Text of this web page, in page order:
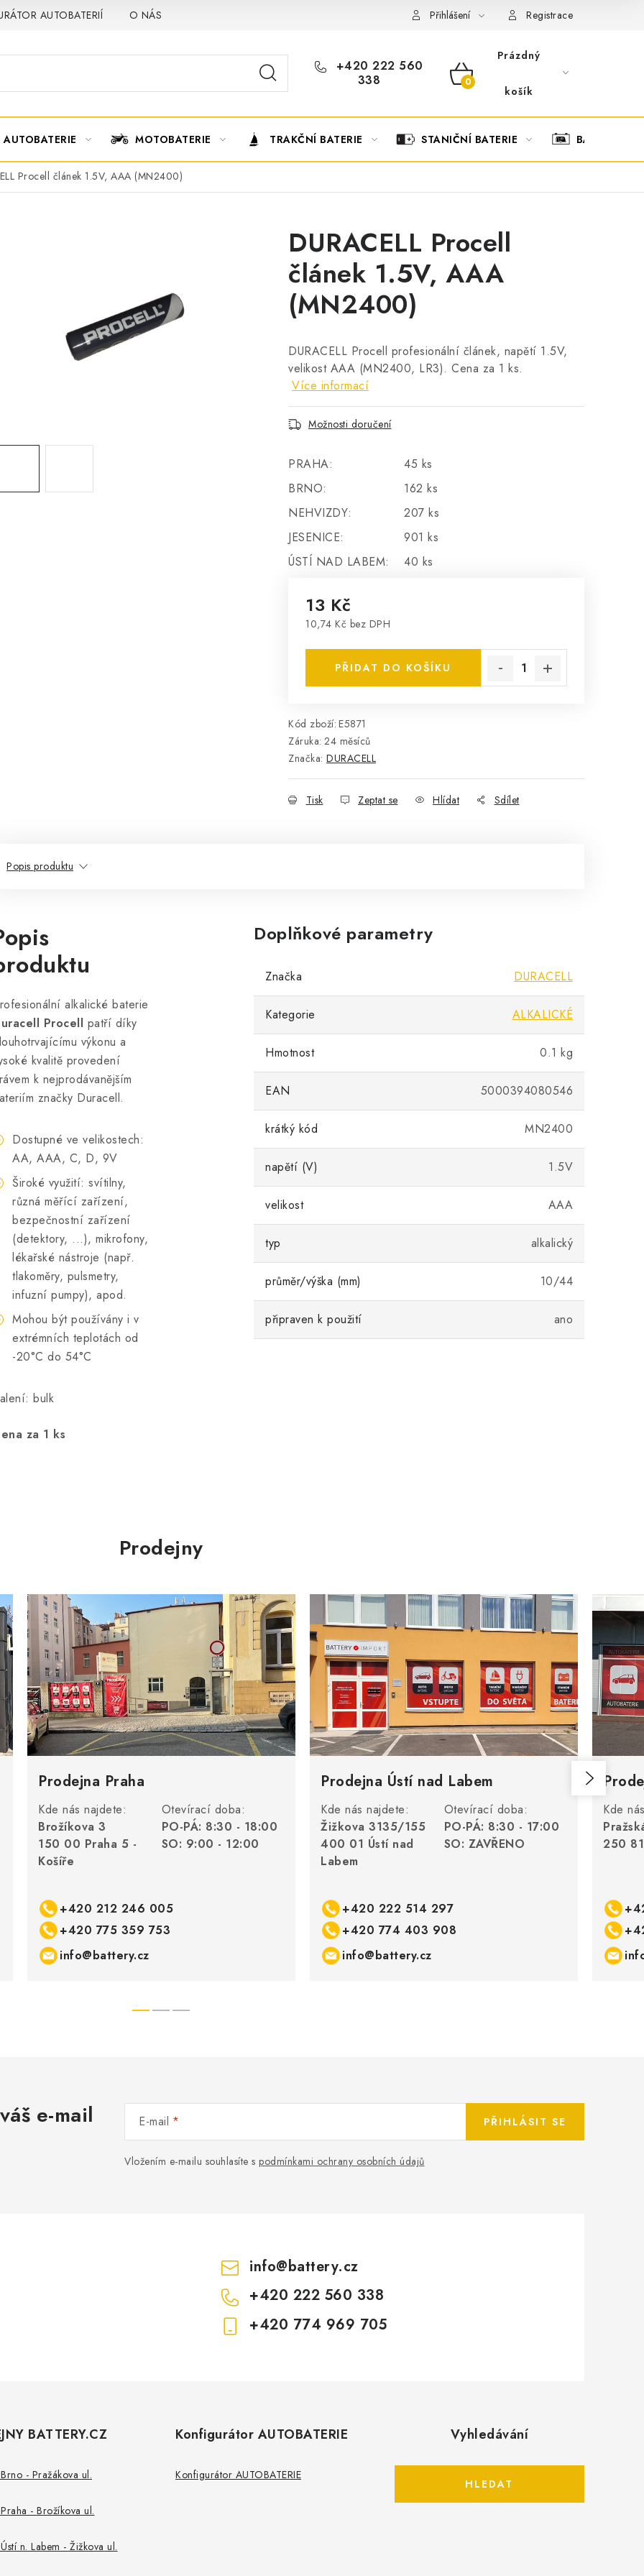
AUTOBATERIÍ O NÁS OBCHODNÍ PODMÍNKY OCHRANA OSOBNÍCH ÚDAJŮ
Přihlášení Registrace
+420 222 560
338
NÁKUPNÍ
Prázdný
košík
AUTOBATERIE MOTOBATERIE TRAKČNÍ BATERIE STANIČNÍ BATERIE BATERIOVÉ
Procell článek 1.5V, AAA (MN2400)
DURACELL Procell
článek 1.5V, AAA
(MN2400)
DURACELL Procell profesionální článek, napětí 1.5V,
velikost AAA (MN2400, LR3). Cena za 1 ks.
Více informací
Možnosti doručení
PRAHA:
45 ks
BRNO:
162 ks
NEHVIZDY:
207 ks
JESENICE:
901 ks
ÚSTÍ NAD LABEM:
40 ks
13 Kč
10,74 Kč bez DPH
PŘIDAT DO KOŠÍKU
Kód zboží: E5871
Záruka: 24 měsíců
Značka: DURACELL
Tisk Zeptat se Hlídat Sdílet
Popis produktu
alkalické baterie
Procell patří díky
výkonu a
kvalitě provedení
k nejprodávanějším
značky Duracell.
Dostupné ve velikostech:
AA, AAA, C, D, 9V
Široké využití: svítilny,
různá měřící zařízení,
bezpečnostní zařízení
(detektory, ...), mikrofony,
lékařské nástroje (např.
tlakoměry, pulsmetry,
infuzní pumpy), apod.
Mohou být používány i v
extrémních teplotách od
-20°C do 54°C
bulk
za 1 ks
Doplňkové parametry
Značka DURACELL
Kategorie ALKALICKÉ
Hmotnost 0.1 kg
EAN 5000394080546
krátký kód MN2400
napětí (V) 1.5V
velikost AAA
typ alkalický
průměr/výška (mm) 10/44
připraven k použití ano
Prodejny
Prodejna Praha
Kde nás najdete:
Brožíkova 3
150 00 Praha 5 -
Košíře
Otevírací doba:
PO-PÁ: 8:30 - 18:00
SO: 9:00 - 12:00
+420 212 246 005
+420 775 359 753
info@battery.cz
Prodejna Ústí nad Labem
Kde nás najdete:
Žižkova 3135/155
400 01 Ústí nad
Labem
Otevírací doba:
PO-PÁ: 8:30 - 17:00
SO: ZAVŘENO
+420 222 514 297
+420 774 403 908
info@battery.cz
Kde
250
e-mail E-mail
Vložením e-mailu souhlasíte s podmínkami ochrany osobních údajů
PŘIHLÁSIT SE
info@battery.cz
+420 222 560 338
+420 774 969 705
BATTERY.CZ
- Pražákova ul.
- Brožíkova ul.
n. Labem - Žižkova ul.
Konfigurátor AUTOBATERIE
Konfigurátor AUTOBATERIE
Vyhledávání
HLEDAT